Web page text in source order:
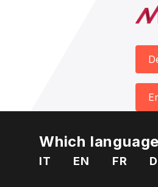
Which
IT EN FR